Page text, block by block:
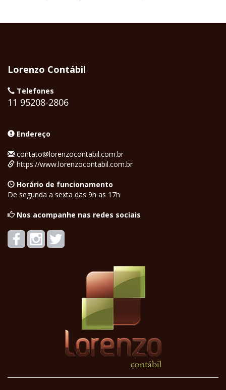
Lorenzo Contábil
Telefones
11 95208-2806
Endereço
contato@lorenzocontabil.com.br
https://www.lorenzocontabil.com.br
Horário de funcionamento
De segunda a sexta das 9h as 17h
Nos acompanhe nas redes sociais